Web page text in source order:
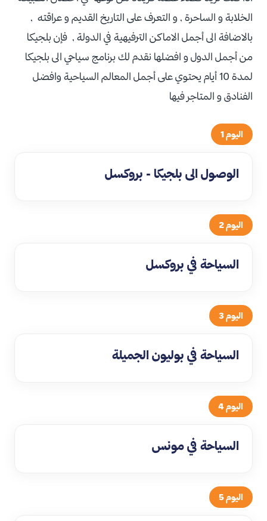
الخلابة و الساحرة , و التعرف على التاريخ القديم و عراقته ,
بالاضافة الى أجمل الاماكن الترفيهية في الدولة , فإن بلجيكا
من أجمل الدول و افضلها نقدم لك برنامج سياحي الى بلجيكا
لمدة 10 أيام يحتوي على أجمل المعالم السياحية وافضل
الفنادق و المتاجر فيها
اليوم 1
الوصول الى بلجيكا - بروكسل
اليوم 2
السياحة في بروكسل
اليوم 3
السياحة في بوليون الجميلة
اليوم 4
السياحة في مونس
اليوم 5